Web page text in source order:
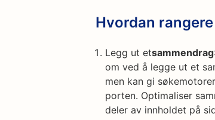
Hvordan
Legg ut etsammendrag
om ved å legge ut et
men kan gi
porten. Optimaliser
deler av innholdet på